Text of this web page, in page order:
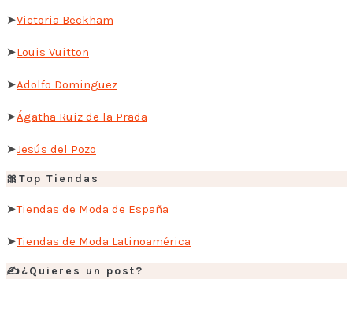
➤Victoria Beckham
➤Louis Vuitton
➤Adolfo Dominguez
➤Ágatha Ruiz de la Prada
➤Jesús del Pozo
🎀Top Tiendas
➤Tiendas de Moda de España
➤Tiendas de Moda Latinoamérica
✍️¿Quieres un post?